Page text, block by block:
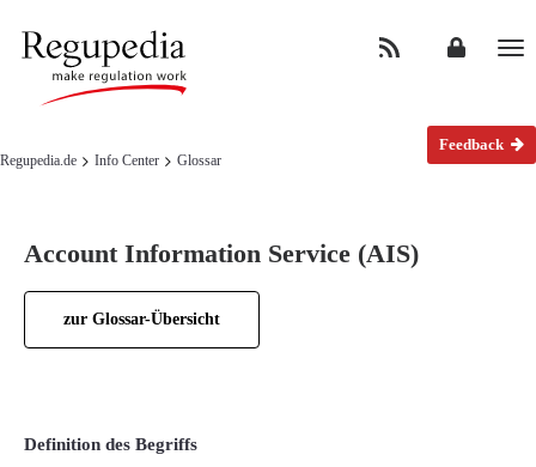
Regupedia.de Info Center Glossar
Feedback
Account Information Service (AIS)
zur Glossar-Übersicht
Definition des Begriffs